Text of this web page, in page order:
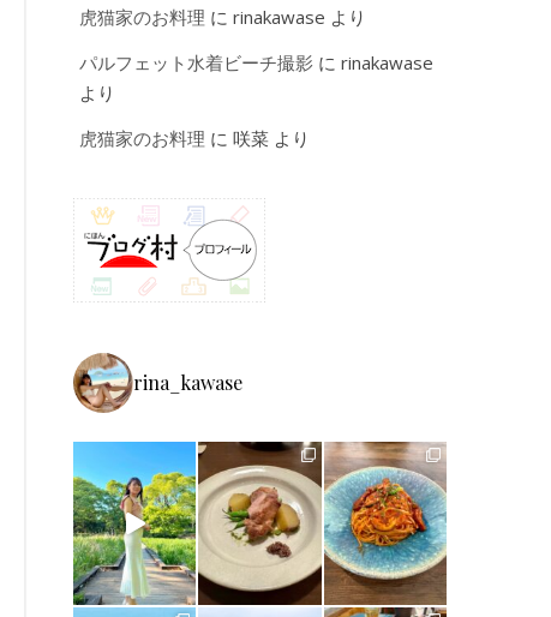
虎猫家のお料理 に rinakawase より
パルフェット水着ビーチ撮影 に rinakawase
より
虎猫家のお料理 に 咲菜 より
rina_kawase